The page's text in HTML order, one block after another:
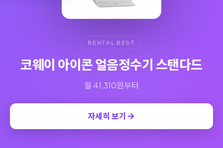
RENTAL BEST
코웨이 아이콘 얼음정수기 스탠다드
월 41,310원부터
자세히 보기